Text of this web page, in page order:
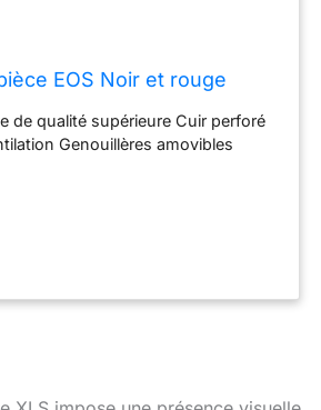
EOS Noir et rouge
de qualité supérieure Cuir perforé
Genouillères amovibles